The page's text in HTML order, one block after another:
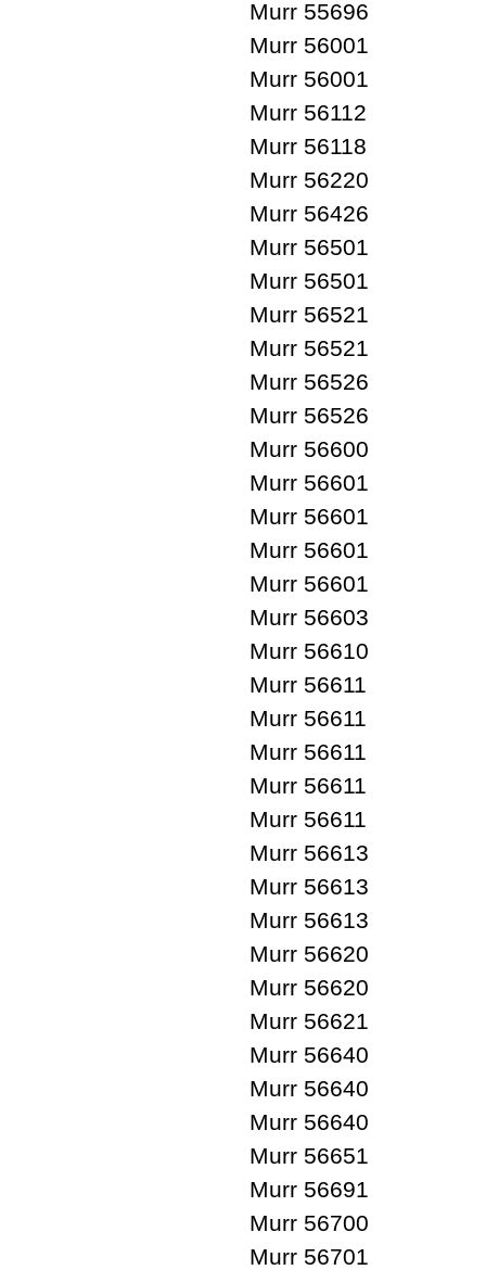
Murr 55696
Murr 56001
Murr 56001
Murr 56112
Murr 56118
Murr 56220
Murr 56426
Murr 56501
Murr 56501
Murr 56521
Murr 56521
Murr 56526
Murr 56526
Murr 56600
Murr 56601
Murr 56601
Murr 56601
Murr 56601
Murr 56603
Murr 56610
Murr 56611
Murr 56611
Murr 56611
Murr 56611
Murr 56611
Murr 56613
Murr 56613
Murr 56613
Murr 56620
Murr 56620
Murr 56621
Murr 56640
Murr 56640
Murr 56640
Murr 56651
Murr 56691
Murr 56700
Murr 56701